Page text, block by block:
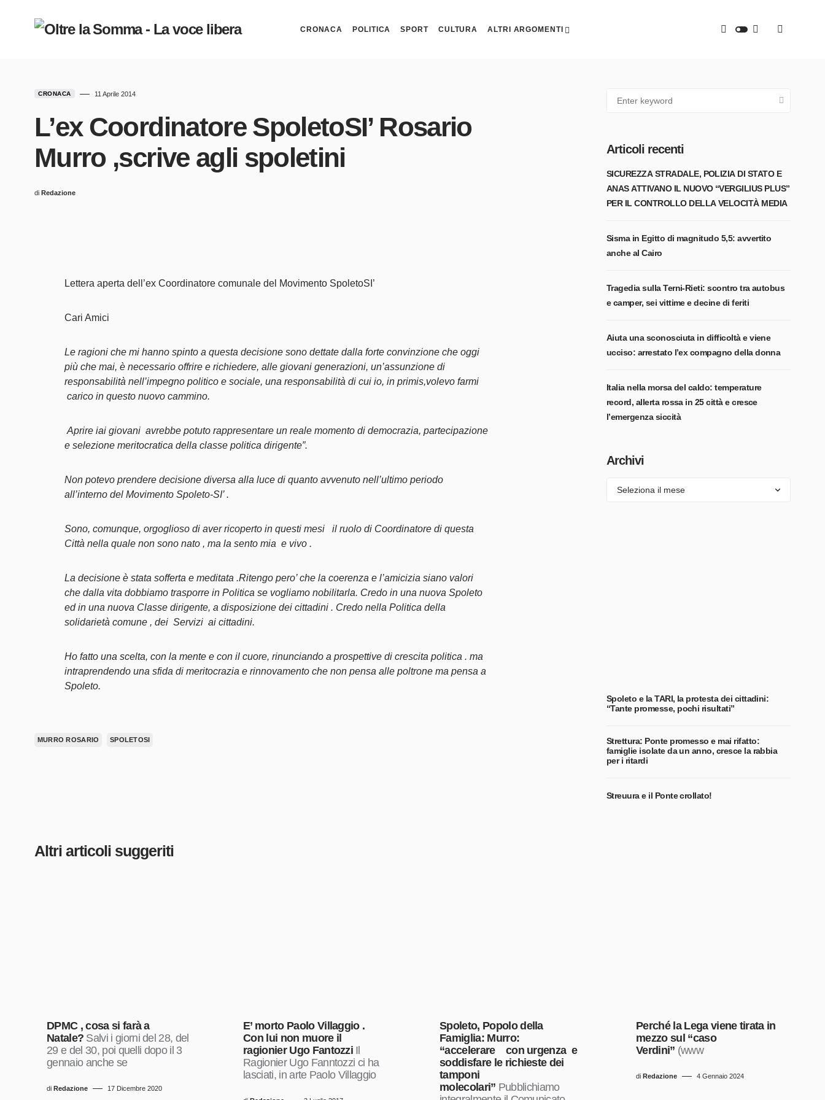
CRONACA POLITICA SPORT CULTURA ALTRI ARGOMENTI
CRONACA 11 Aprile 2014
L’ex Coordinatore SpoletoSI’ Rosario
Murro ,scrive agli spoletini
di Redazione
Lettera aperta dell’ex Coordinatore comunale del Movimento SpoletoSI’
Cari Amici
Le ragioni che mi hanno spinto a questa decisione sono dettate dalla forte convinzione che oggi
più che mai, è necessario offrire e richiedere, alle giovani generazioni, un’assunzione di
responsabilità nell’impegno politico e sociale, una responsabilità di cui io, in primis,volevo farmi
carico in questo nuovo cammino.
Aprire iai giovani avrebbe potuto rappresentare un reale momento di democrazia, partecipazione
e selezione meritocratica della classe politica dirigente”.
Non potevo prendere decisione diversa alla luce di quanto avvenuto nell’ultimo periodo
all’interno del Movimento Spoleto-SI’ .
Sono, comunque, orgoglioso di aver ricoperto in questi mesi il ruolo di Coordinatore di questa
Città nella quale non sono nato , ma la sento mia e vivo .
La decisione è stata sofferta e meditata .Ritengo pero’ che la coerenza e l’amicizia siano valori
che dalla vita dobbiamo trasporre in Politica se vogliamo nobilitarla. Credo in una nuova Spoleto
ed in una nuova Classe dirigente, a disposizione dei cittadini . Credo nella Politica della
solidarietà comune , dei Servizi ai cittadini.
Ho fatto una scelta, con la mente e con il cuore, rinunciando a prospettive di crescita politica . ma
intraprendendo una sfida di meritocrazia e rinnovamento che non pensa alle poltrone ma pensa a
Spoleto.
MURRO ROSARIO SPOLETOSI
Articoli recenti
SICUREZZA STRADALE, POLIZIA DI STATO E
ANAS ATTIVANO IL NUOVO “VERGILIUS PLUS”
PER IL CONTROLLO DELLA VELOCITÀ MEDIA
Sisma in Egitto di magnitudo 5,5: avvertito
anche al Cairo
Tragedia sulla Terni-Rieti: scontro tra autobus
e camper, sei vittime e decine di feriti
Aiuta una sconosciuta in difficoltà e viene
ucciso: arrestato l’ex compagno della donna
Italia nella morsa del caldo: temperature
record, allerta rossa in 25 città e cresce
l’emergenza siccità
Archivi
Spoleto e la TARI, la protesta dei cittadini:
“Tante promesse, pochi risultati”
Strettura: Ponte promesso e mai rifatto:
famiglie isolate da un anno, cresce la rabbia
per i ritardi
Streuura e il Ponte crollato!
Altri articoli suggeriti
DPMC , cosa si farà a
Natale? Salvi i giorni del 28, del
29 e del 30, poi quelli dopo il 3
gennaio anche se
di Redazione 17 Dicembre 2020
E’ morto Paolo Villaggio .
Con lui non muore il
ragionier Ugo Fantozzi Il
Ragionier Ugo Fanntozzi ci ha
lasciati, in arte Paolo Villaggio
Spoleto, Popolo della
Famiglia: Murro:
“accelerare con urgenza e
soddisfare le richieste dei
tamponi
molecolari” Pubblichiamo
Perché la Lega viene tirata in
mezzo sul “caso
Verdini” (www
di Redazione 4 Gennaio 2024